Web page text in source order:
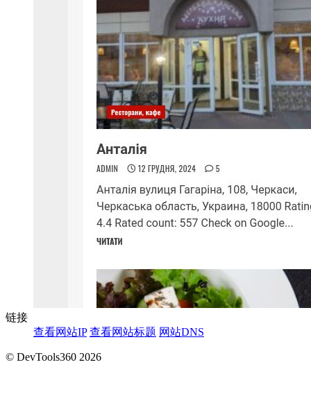
链接
查看网站IP 查看网站标题 网站DNS
© DevTools360 2026